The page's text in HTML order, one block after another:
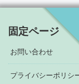
固定ページ
お問い合わせ
プライバシーポリシ